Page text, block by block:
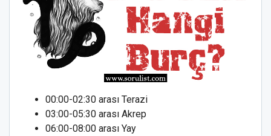
00:00-02:30 arası Terazi
03:00-05:30 arası Akrep
06:00-08:00 arası Yay